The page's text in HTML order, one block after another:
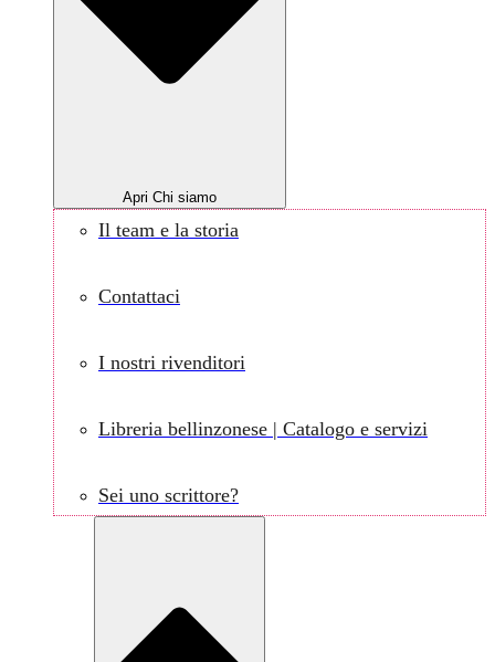
Apri Chi siamo
Il team e la storia
Contattaci
I nostri rivenditori
Libreria bellinzonese | Catalogo e servizi
Sei uno scrittore?